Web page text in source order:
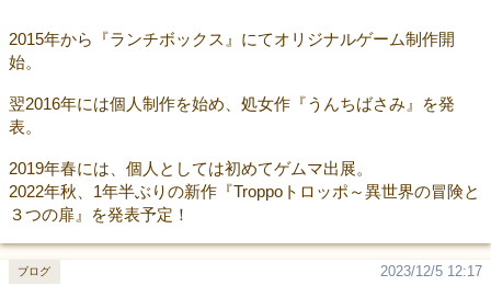
2015年から『ランチボックス』にてオリジナルゲーム制作開
始。
翌2016年には個人制作を始め、処女作『うんちばさみ』を発
表。
2019年春には、個人としては初めてゲムマ出展。
2022年秋、1年半ぶりの新作『Troppoトロッポ～異世界の冒険と
３つの扉』を発表予定！
2023/12/5 12:17
ブログ